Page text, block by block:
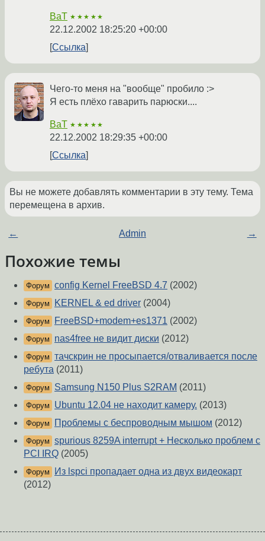
BaT ★★★★★
22.12.2002 18:25:20 +00:00
Ссылка
Чего-то меня на "вообще" пробило :>
Я есть плёхо гаварить парюски....
BaT ★★★★★
22.12.2002 18:29:35 +00:00
Ссылка
Вы не можете добавлять комментарии в эту тему. Тема
перемещена в архив.
← Admin →
Похожие темы
Форум config Kernel FreeBSD 4.7 (2002)
Форум KERNEL & ed driver (2004)
Форум FreeBSD+modem+es1371 (2002)
Форум nas4free не видит диски (2012)
Форум тачскрин не просыпается/отваливается после
ребута (2011)
Форум Samsung N150 Plus S2RAM (2011)
Форум Ubuntu 12.04 не находит камеру. (2013)
Форум Проблемы с беспроводным мышом (2012)
Форум spurious 8259A interrupt + Несколько проблем с
PCI IRQ (2005)
Форум
Из lspci пропадает одна из двух видеокарт
(2012)